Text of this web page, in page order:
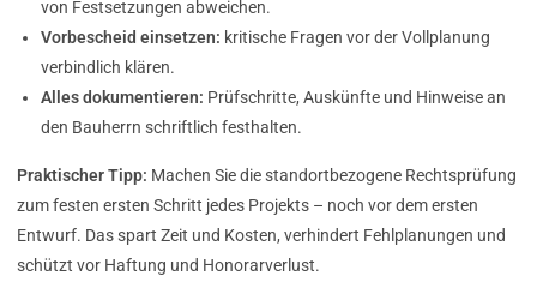
von Festsetzungen abweichen.
Vorbescheid einsetzen: kritische Fragen vor der Vollplanung
verbindlich klären.
Alles dokumentieren: Prüfschritte, Auskünfte und Hinweise an
den Bauherrn schriftlich festhalten.
Praktischer Tipp: Machen Sie die standortbezogene Rechtsprüfung
zum festen ersten Schritt jedes Projekts – noch vor dem ersten
Entwurf. Das spart Zeit und Kosten, verhindert Fehlplanungen und
schützt vor Haftung und Honorarverlust.